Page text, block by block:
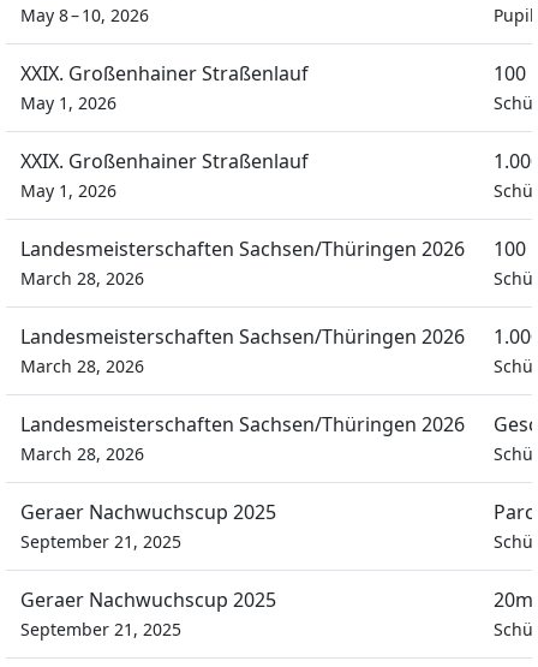
May 8 – 10, 2026
XXIX. Großenhainer Straßenlauf
May 1, 2026
100
XXIX. Großenhainer Straßenlauf
May 1, 2026
Landesmeisterschaften Sachsen/Thüringen 2026
March 28, 2026
100
Landesmeisterschaften Sachsen/Thüringen 2026
March 28, 2026
Landesmeisterschaften Sachsen/Thüringen 2026
March 28, 2026
Geraer Nachwuchscup 2025
September 21, 2025
Geraer Nachwuchscup 2025
September 21, 2025